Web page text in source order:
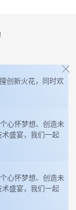
创新火花，同时欢
心怀梦想、创造未
盛宴，我们一起
心怀梦想、创造未
盛宴，我们一起